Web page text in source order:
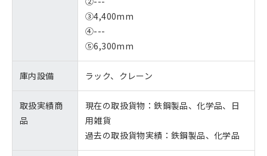
③4,400mm
④---
⑤6,300mm
庫内設備 ラック、クレーン
取扱実績商
品
現在の取扱貨物：鉄鋼製品、化学品、日
用雑貨
過去の取扱貨物実績：鉄鋼製品、化学品